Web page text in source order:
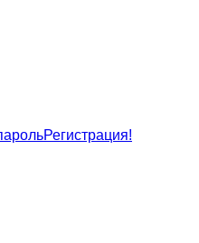
Регистрация!